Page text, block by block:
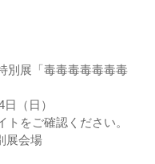
別展「毒毒毒毒毒毒毒
（日）
をご確認ください。
展会場